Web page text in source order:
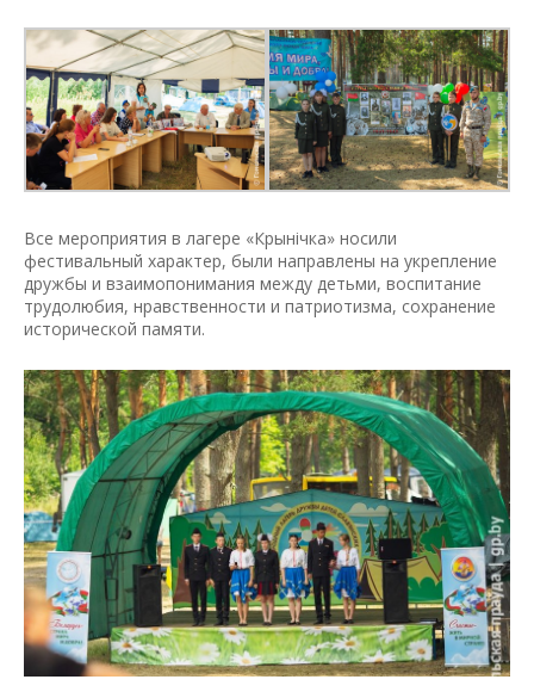
Все мероприятия в лагере «Крынiчка» носили
фестивальный характер, были направлены на укрепление
дружбы и взаимопонимания между детьми, воспитание
трудолюбия, нравственности и патриотизма, сохранение
исторической памяти.